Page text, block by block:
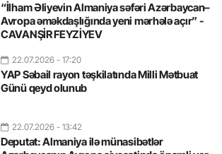
“İlham Əliyevin Almaniya səfəri Azərbaycan–
Avropa əməkdaşlığında yeni mərhələ açır” -
CAVANŞİR FEYZİYEV
22.07.2026 - 17:20
YAP Səbail rayon təşkilatında Milli Mətbuat
Günü qeyd olunub
22.07.2026 - 13:42
Deputat: Almaniya ilə münasibətlər